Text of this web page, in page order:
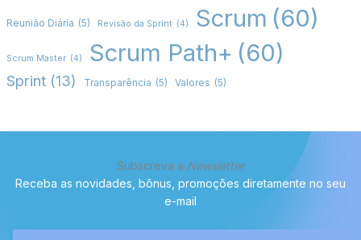
Reunião Diária (5) Revisão da Sprint (4) Scrum (60)
Scrum Master (4) Scrum Path+ (60)
Sprint (13) Transparência (5) Valores (5)
Subscreva a Newsletter
Receba as novidades, bônus, promoções diretamente no seu
e-mail